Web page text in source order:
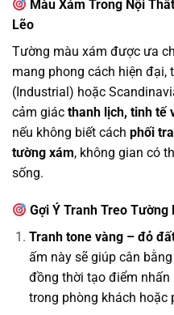
Màu Xám Trong Nội
Lẽo
Tường màu xám được ưa
mang phong cách hiện đại,
(Industrial) hoặc
cảm giác thanh lịch, tinh tế
nếu không biết cách phối
tường xám, không gian có
sống.
Gợi Ý Tranh Treo Tường
Tranh tone vàng – đỏ
ấm này sẽ giúp cân
đồng thời tạo điểm nhấn
trong phòng khách hoặc